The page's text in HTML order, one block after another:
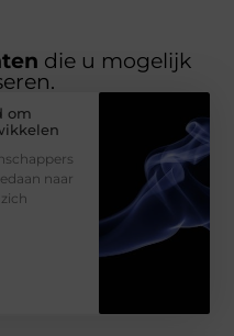
die u mogelijk
om
naar